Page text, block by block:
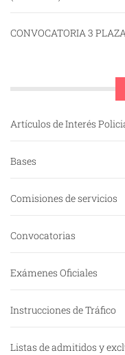
CONVOCATORIA 3
Artículos de Interés
Bases
Comisiones de servicios
Convocatorias
Exámenes Oficiales
Instrucciones de Tráfico
Listas de admitidos y